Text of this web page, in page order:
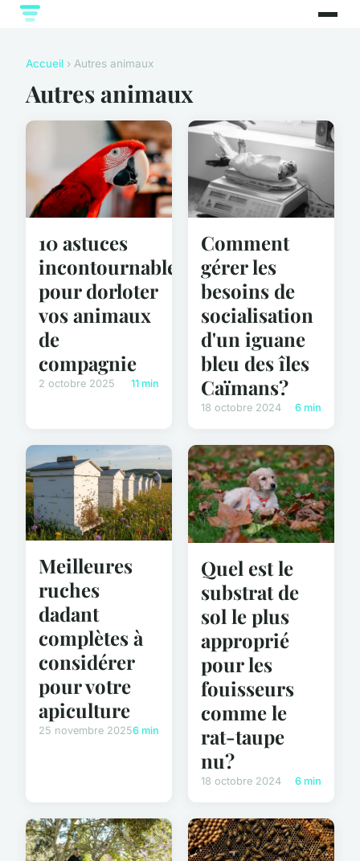
Accueil › Autres animaux
Autres animaux
10 astuces
incontournables
pour dorloter
vos animaux
de
compagnie
2 octobre 2025 11 min
Comment
gérer les
besoins de
socialisation
d'un iguane
bleu des îles
Caïmans?
18 octobre 2024 6 min
Meilleures
ruches
dadant
complètes à
considérer
pour votre
apiculture
25 novembre 20256 min
Quel est le
substrat de
sol le plus
approprié
pour les
fouisseurs
comme le
rat-taupe
nu?
18 octobre 2024 6 min